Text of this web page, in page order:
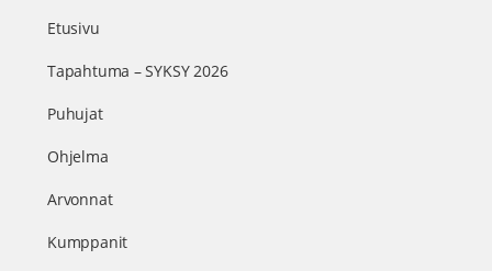
Etusivu
Tapahtuma – SYKSY 2026
Puhujat
Ohjelma
Arvonnat
Kumppanit